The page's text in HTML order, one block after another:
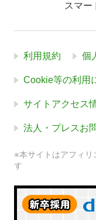
スマー
利用規約 個
Cookie等の利用
サイトアクセス
法人・プレスお
※本サイトはアフィリ
す